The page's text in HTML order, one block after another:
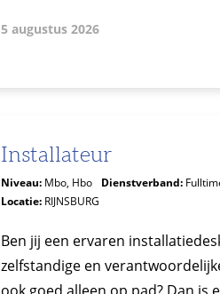
5 augustus 2026
Installateur
Niveau: Mbo, Hbo Dienstverband:
Locatie: RIJNSBURG
Ben jij een ervaren
zelfstandige en